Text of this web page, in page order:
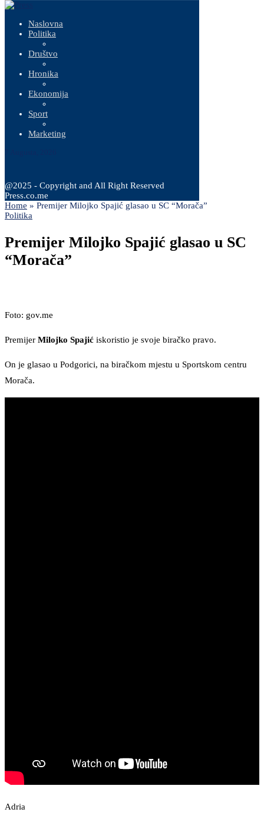
Naslovna
Politika
Društvo
Hronika
Ekonomija
Sport
Marketing
@2025 - Copyright and All Right Reserved
Press.co.me
Home » Premijer Milojko Spajić glasao u SC “Morača”
Politika
Premijer Milojko Spajić glasao u SC
“Morača”
Foto: gov.me
Premijer Milojko Spajić iskoristio je svoje biračko pravo.
On je glasao u Podgorici, na biračkom mjestu u Sportskom centru
Morača.
Adria